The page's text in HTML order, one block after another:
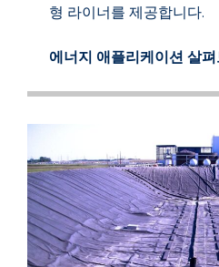
형 라이너를 제공합니다.
에너지 애플리케이션 살펴